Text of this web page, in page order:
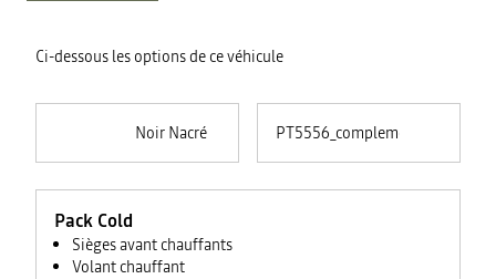
Ci-dessous les options de ce véhicule
Noir Nacré PT5556_complementaire
Pack Cold
Sièges avant chauffants
Volant chauffant